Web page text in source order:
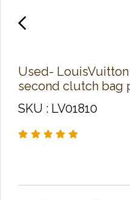
Used​-
second clutch bag
SKU : LV01810